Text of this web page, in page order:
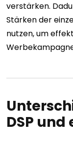
verstärken.
Stärken der
nutzen, um
DSP und